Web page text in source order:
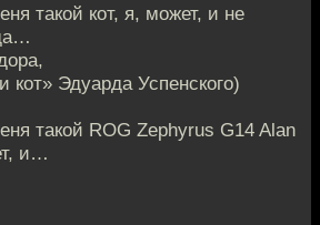
такой кот, я, может, и не
Эдуарда Успенского)
такой ROG Zephyrus G14 Alan
и…